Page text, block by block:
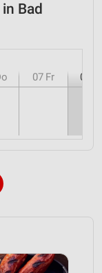
Bad
07 Fr 08